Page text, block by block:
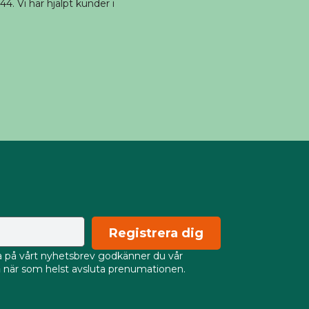
Vi har hjälpt kunder i
Registrera dig
vårt nyhetsbrev godkänner du vår
som helst avsluta prenumationen.